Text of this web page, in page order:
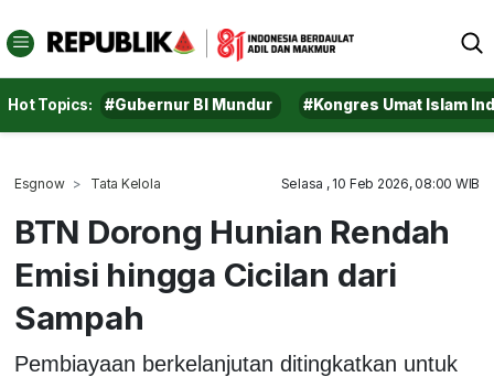
Hot Topics: #Gubernur BI Mundur #Kongres Umat Islam
Esgnow Tata Kelola Selasa , 10 Feb 2026, 08:00 WIB
BTN Dorong Hunian Rendah
Emisi hingga Cicilan dari
Sampah
Pembiayaan berkelanjutan ditingkatkan untuk